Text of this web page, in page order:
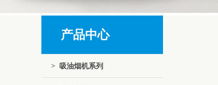
产品中心
> 吸油烟机系列